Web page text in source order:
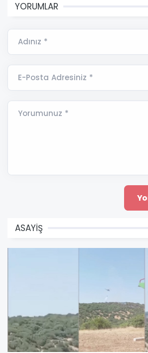
YORUMLAR
Adınız *
E-Posta Adresiniz *
Yorumunuz *
ASAYİŞ